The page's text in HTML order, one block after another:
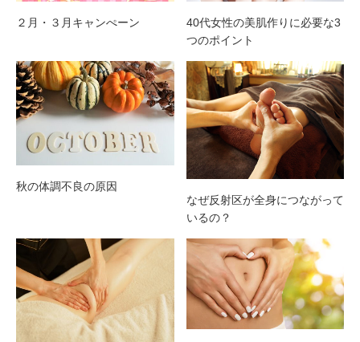
２月・３月キャンぺーン
40代女性の美肌作りに必要な3
つのポイント
秋の体調不良の原因
なぜ反射区が全身につながって
いるの？